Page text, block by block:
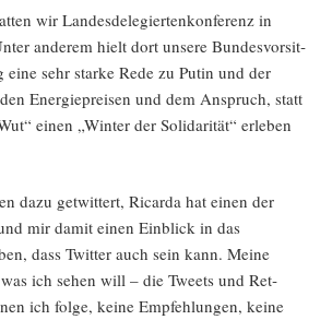
wir Lan­des­de­le­gier­ten­kon­fe­renz in
ande­rem hielt dort unse­re Bun­des­vor­sit­
eine sehr star­ke Rede zu Putin und der
Ener­gie­prei­sen und dem Anspruch, statt
einen „Win­ter der Soli­da­ri­tät“ erle­ben
dazu get­wit­tert, Ricar­da hat einen der
mir damit einen Ein­blick in das
dass Twit­ter auch sein kann. Mei­ne
ich sehen will – die Tweets und Ret­
ich fol­ge, kei­ne Emp­feh­lun­gen, kei­ne